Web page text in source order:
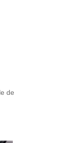
de